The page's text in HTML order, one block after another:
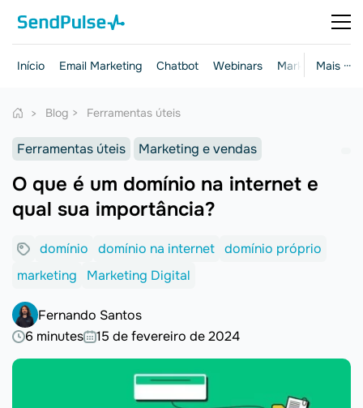
Mais ···
Início Email Marketing Chatbot Webinars Marketing e
Blog Ferramentas úteis
Ferramentas úteis Marketing e vendas
O que é um domínio na internet e
qual sua importância?
domínio domínio na internet domínio próprio
marketing
Marketing Digital
Fernando Santos
6 minutes
15 de fevereiro de 2024